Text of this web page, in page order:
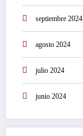
septiembre 2024
agosto 2024
julio 2024
junio 2024